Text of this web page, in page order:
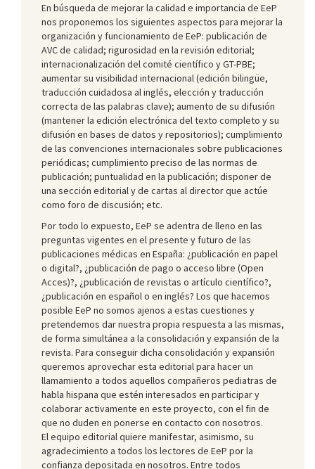
En búsqueda de mejorar la calidad e importancia de EeP
nos proponemos los siguientes aspectos para mejorar la
organización y funcionamiento de EeP: publicación de
AVC de calidad; rigurosidad en la revisión editorial;
internacionalización del comité científico y GT-PBE;
aumentar su visibilidad internacional (edición bilingüe,
traducción cuidadosa al inglés, elección y traducción
correcta de las palabras clave); aumento de su difusión
(mantener la edición electrónica del texto completo y su
difusión en bases de datos y repositorios); cumplimiento
de las convenciones internacionales sobre publicaciones
periódicas; cumplimiento preciso de las normas de
publicación; puntualidad en la publicación; disponer de
una sección editorial y de cartas al director que actúe
como foro de discusión; etc.
Por todo lo expuesto, EeP se adentra de lleno en las
preguntas vigentes en el presente y futuro de las
publicaciones médicas en España: ¿publicación en papel
o digital?, ¿publicación de pago o acceso libre (Open
Acces)?, ¿publicación de revistas o artículo científico?,
¿publicación en español o en inglés? Los que hacemos
posible EeP no somos ajenos a estas cuestiones y
pretendemos dar nuestra propia respuesta a las mismas,
de forma simultánea a la consolidación y expansión de la
revista. Para conseguir dicha consolidación y expansión
queremos aprovechar esta editorial para hacer un
llamamiento a todos aquellos compañeros pediatras de
habla hispana que estén interesados en participar y
colaborar activamente en este proyecto, con el fin de
que no duden en ponerse en contacto con nosotros.
El equipo editorial quiere manifestar, asimismo, su
agradecimiento a todos los lectores de EeP por la
confianza depositada en nosotros. Entre todos